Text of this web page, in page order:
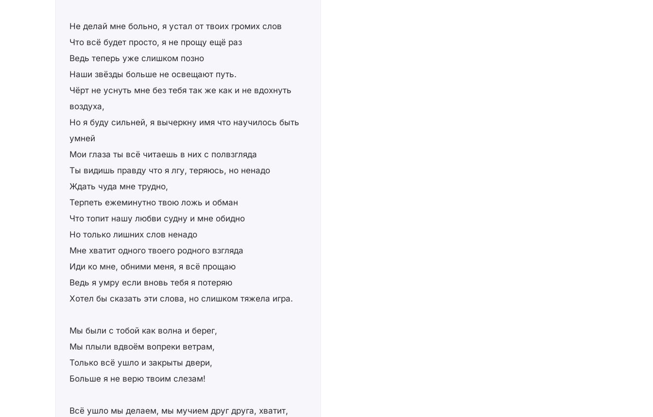
Не делай мне больно, я устал от твоих громих слов
Что всё будет просто, я не прощу ещё раз
Ведь теперь уже слишком позно
Наши звёзды больше не освещают путь.
Чёрт не уснуть мне без тебя так же как и не вдохнуть
воздуха,
Но я буду сильней, я вычеркну имя что научилось быть
умней
Мои глаза ты всё читаешь в них с полвзгляда
Ты видишь правду что я лгу, теряюсь, но ненадо
Ждать чуда мне трудно,
Терпеть ежеминутно твою ложь и обман
Что топит нашу любви судну и мне обидно
Но только лишних слов ненадо
Мне хватит одного твоего родного взгляда
Иди ко мне, обними меня, я всё прощаю
Ведь я умру если вновь тебя я потеряю
Хотел бы сказать эти слова, но слишком тяжела игра.
Мы были с тобой как волна и берег,
Мы плыли вдвоём вопреки ветрам,
Только всё ушло и закрыты двери,
Больше я не верю твоим слезам!
Всё ушло мы делаем, мы мучием друг друга, хватит,